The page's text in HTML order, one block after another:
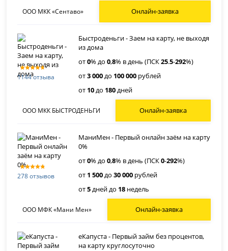
ООО МКК «Сентаво» Онлайн-заявка
1144 отзыва
Быстроденьги - Заем на карту, не выходя
из дома
от0% до0,8% в день (ПСК25.5-292%)
от3 000до 100 000 рублей
от 10до 180дней
ООО МКК БЫСТРОДЕНЬГИ Онлайн-заявка
278 отзывов
МаниМен - Первый онлайн заём на карту
0%
от0% до0,8% в день (ПСК0-292%)
от 1 500до30 000 рублей
от5дней до 18 недель
ООО МФК «Мани Мен» Онлайн-заявка
еКапуста - Первый займ без процентов,
на карту круглосуточно